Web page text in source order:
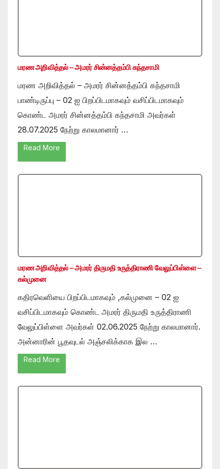
மரண அறிவித்தல் – அமரர் சின்னத்தம்பி கந்தசாமி
மரண அறிவித்தல் – அமரர் சின்னத்தம்பி கந்தசாமி
பாண்டிருப்பு – 02 ஐ பிறப்பிடமாகவும் வசிப்பிடமாகவும்
கொண்ட அமரர் சின்னத்தம்பி கந்தசாமி அவர்கள்
28.07.2025 நேற்று காலமானார் …
Read More
மரண அறிவித்தல் – அமரர் திருமதி உருத்திராணி வேலுப்பிள்ளை –
கல்முனை
கதிரவெளியை பிறப்பிடமாகவும் ,கல்முனை – 02 ஐ
வசிப்பிடமாகவும் கொண்ட அமரர் திருமதி உருத்திராணி
வேலுப்பிள்ளை அவர்கள் 02.06.2025 நேற்று காலமானார்.
அன்னாரின் பூதவுடல் அஞ்சலிக்காக இல …
Read More